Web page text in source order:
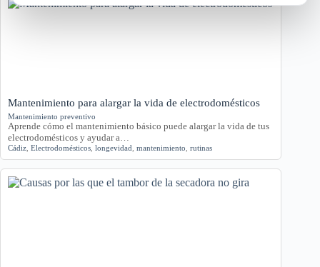
Mantenimiento para alargar la vida de electrodomésticos
Mantenimiento preventivo
Aprende cómo el mantenimiento básico puede alargar la vida de tus
electrodomésticos y ayudar a…
Cádiz Electrodomésticos longevidad mantenimiento rutinas